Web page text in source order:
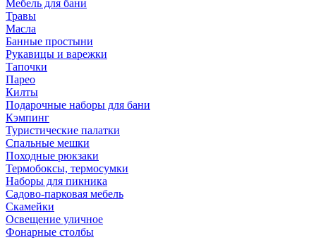
Мебель для бани
Травы
Масла
Банные простыни
Рукавицы и варежки
Тапочки
Парео
Килты
Подарочные наборы для бани
Кэмпинг
Туристические палатки
Спальные мешки
Походные рюкзаки
Термобоксы, термосумки
Наборы для пикника
Садово-парковая мебель
Скамейки
Освещение уличное
Фонарные столбы